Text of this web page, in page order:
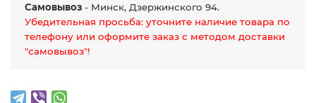
Самовывоз - Минск, Дзержинского 94.
Убедительная просьба: уточните наличие товара по
телефону или оформите заказ с методом доставки
"самовывоз"!